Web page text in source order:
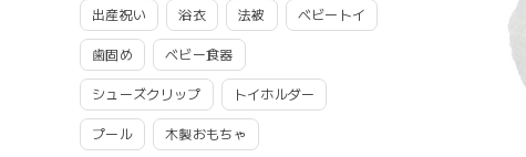
出産祝い 浴衣 法被 ベビートイ
歯固め ベビー食器
シューズクリップ トイホルダー
プール 木製おもちゃ